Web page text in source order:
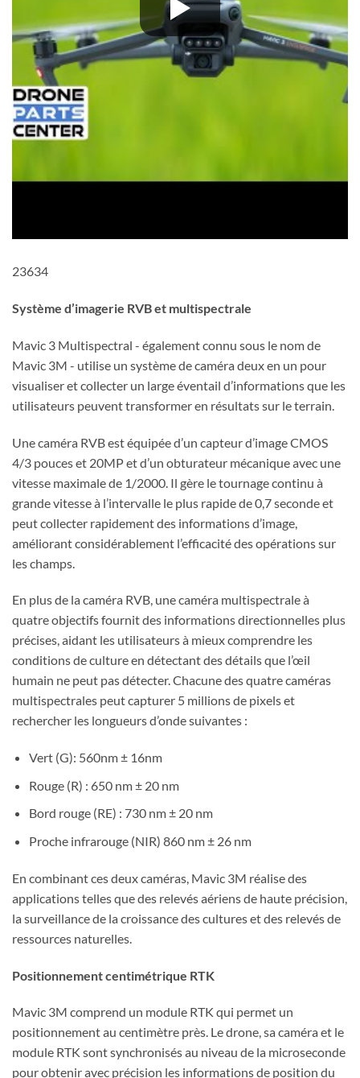
23634
Système d’imagerie RVB et multispectrale
Mavic 3 Multispectral - également connu sous le nom de
Mavic 3M - utilise un système de caméra deux en un pour
visualiser et collecter un large éventail d’informations que les
utilisateurs peuvent transformer en résultats sur le terrain.
Une caméra RVB est équipée d’un capteur d’image CMOS
4/3 pouces et 20MP et d’un obturateur mécanique avec une
vitesse maximale de 1/2000. Il gère le tournage continu à
grande vitesse à l’intervalle le plus rapide de 0,7 seconde et
peut collecter rapidement des informations d’image,
améliorant considérablement l’efficacité des opérations sur
les champs.
En plus de la caméra RVB, une caméra multispectrale à
quatre objectifs fournit des informations directionnelles plus
précises, aidant les utilisateurs à mieux comprendre les
conditions de culture en détectant des détails que l’œil
humain ne peut pas détecter. Chacune des quatre caméras
multispectrales peut capturer 5 millions de pixels et
rechercher les longueurs d’onde suivantes :
Vert (G): 560nm ± 16nm
Rouge (R) : 650 nm ± 20 nm
Bord rouge (RE) : 730 nm ± 20 nm
Proche infrarouge (NIR) 860 nm ± 26 nm
En combinant ces deux caméras, Mavic 3M réalise des
applications telles que des relevés aériens de haute précision,
la surveillance de la croissance des cultures et des relevés de
ressources naturelles.
Positionnement centimétrique RTK
Mavic 3M comprend un module RTK qui permet un
positionnement au centimètre près. Le drone, sa caméra et le
module RTK sont synchronisés au niveau de la microseconde
pour obtenir avec précision les informations de position du